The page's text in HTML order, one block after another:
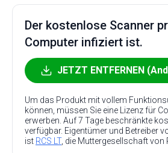
Der kostenlose Scanner
Computer infiziert ist.
JETZT ENTFERNEN
Um das Produkt mit vollem
können, müssen Sie eine Lizenz für
erwerben. Auf 7 Tage beschränkte
verfügbar. Eigentümer und Betreiber
ist RCS LT, die Muttergesellschaft von